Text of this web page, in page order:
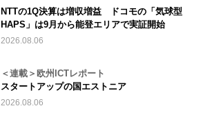
NTTの1Q決算は増収増益 ドコモの「気球型
HAPS」は9月から能登エリアで実証開始
2026.08.06
＜連載＞欧州ICTレポート
スタートアップの国エストニア
2026.08.06